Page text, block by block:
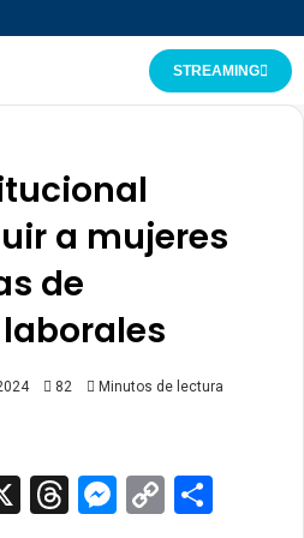
STREAMING
a mujeres
de
82 Minutos de lectura
X ThreadsCopy